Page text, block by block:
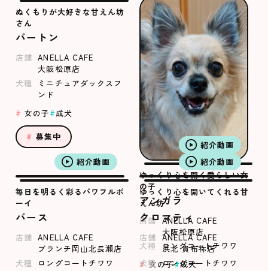
ぬくもりが大好きな甘えん坊
さん
バートン
店舗 ANELLA CAFE
大阪松原店
犬種
ミニチュアダックスフ
ンド
女の子
成犬
募集中
紹介動画
ゆっくり心を開く愛らしい女
の子
アンガラ
店舗 ANELLA CAFE
大阪松原店
犬種
ロングコートチワワ
女の子 成犬
紹介動画
毎日を明るく彩るパワフルボ
ーイ
バース
店舗 ANELLA CAFE
ブランチ岡山北長瀬店
犬種
ロングコートチワワ
紹介動画
ゆっくり心を開いてくれる甘
えん坊
クロマティ
店舗 ANELLA CAFE
浜北 貴布祢店
犬種 ロングコートチワワ